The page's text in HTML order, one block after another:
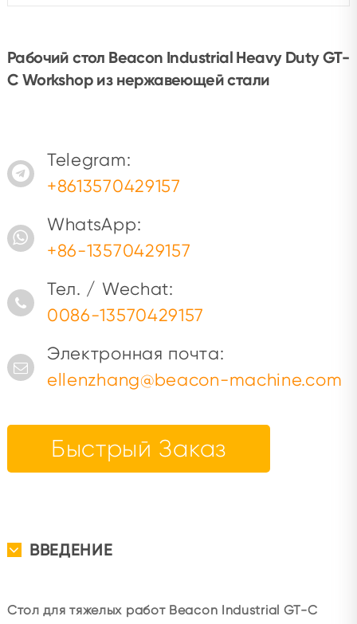
Рабочий стол Beacon Industrial Heavy Duty GT-
C Workshop из нержавеющей стали
Telegram:
+8613570429157
WhatsApp:
+86-13570429157
Тел. / Wechat:
0086-13570429157
Электронная почта:
ellenzhang@beacon-machine.com
Быстрый Заказ
ВВЕДЕНИЕ
Стол для тяжелых работ Beacon Industrial GT-C